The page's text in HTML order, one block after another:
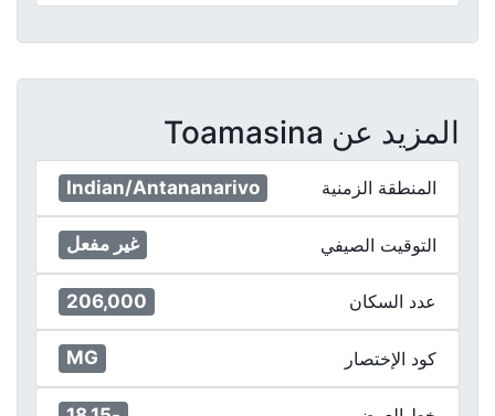
المزيد عن Toamasina
المنطقة الزمنية Indian/Antananarivo
التوقيت الصيفي غير مفعل
عدد السكان 206,000
كود الإختصار MG